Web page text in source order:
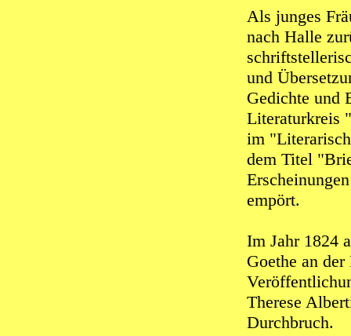
Als junges
nach Halle
und
Gedichte und
Literaturkreis
im
dem Titel
empört.
Im Jahr 1824
Goethe an
Therese
Durchbruch.